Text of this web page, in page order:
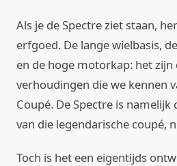
Als je de Spectre ziet staan,
erfgoed. De lange wielbasis,
en de hoge motorkap: het zijn
verhoudingen die we kennen
Coupé. De Spectre is
van die legendarische coupé,
Toch is het een eigentijds